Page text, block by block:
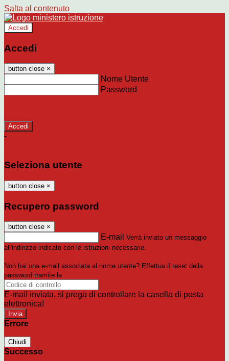
Salta al contenuto
Accedi
Accedi
button close ×
Nome Utente
Password
-
Seleziona utente
button close ×
Recupero password
button close ×
E-mail Verrà inviato un messaggio
all'indirizzo indicato con le istruzioni necessarie.
Non hai una e-mail associata al nome utente? Effettua il reset della
password tramite la
E-mail inviata, si prega di controllare la casella di posta
elettronica!
Errore
Chiudi
Successo